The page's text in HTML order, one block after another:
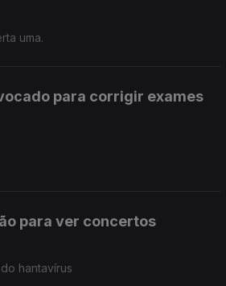
uma.
para corrigir exames
para ver concertos
hantavírus